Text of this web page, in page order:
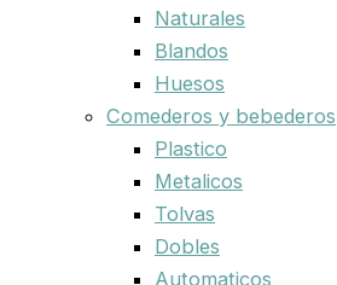
Naturales
Blandos
Huesos
Comederos y bebederos
Plastico
Metalicos
Tolvas
Dobles
Automaticos